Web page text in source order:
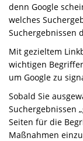
denn Google
welches
Suchergebnissen
Mit gezieltem
wichtigen
um Google zu
Sobald Sie
Suchergebnissen
Seiten für die
Maßnahmen